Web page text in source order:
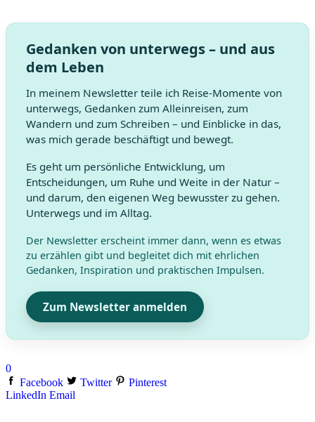
Gedanken von unterwegs – und aus
dem Leben
In meinem Newsletter teile ich Reise-Momente von
unterwegs, Gedanken zum Alleinreisen, zum
Wandern und zum Schreiben – und Einblicke in das,
was mich gerade beschäftigt und bewegt.
Es geht um persönliche Entwicklung, um
Entscheidungen, um Ruhe und Weite in der Natur –
und darum, den eigenen Weg bewusster zu gehen.
Unterwegs und im Alltag.
Der Newsletter erscheint immer dann, wenn es etwas
zu erzählen gibt und begleitet dich mit ehrlichen
Gedanken, Inspiration und praktischen Impulsen.
Zum Newsletter anmelden
0
Facebook
Twitter
Pinterest
LinkedIn Email